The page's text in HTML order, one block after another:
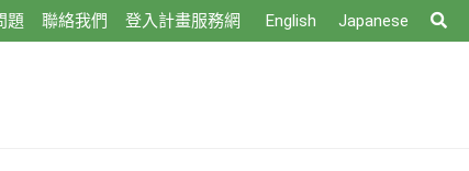
題 聯絡我們 登入計畫服務網 English Japanese
尋